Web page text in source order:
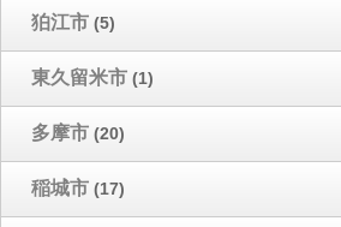
狛江市 (5)
東久留米市 (1)
多摩市 (20)
稲城市 (17)